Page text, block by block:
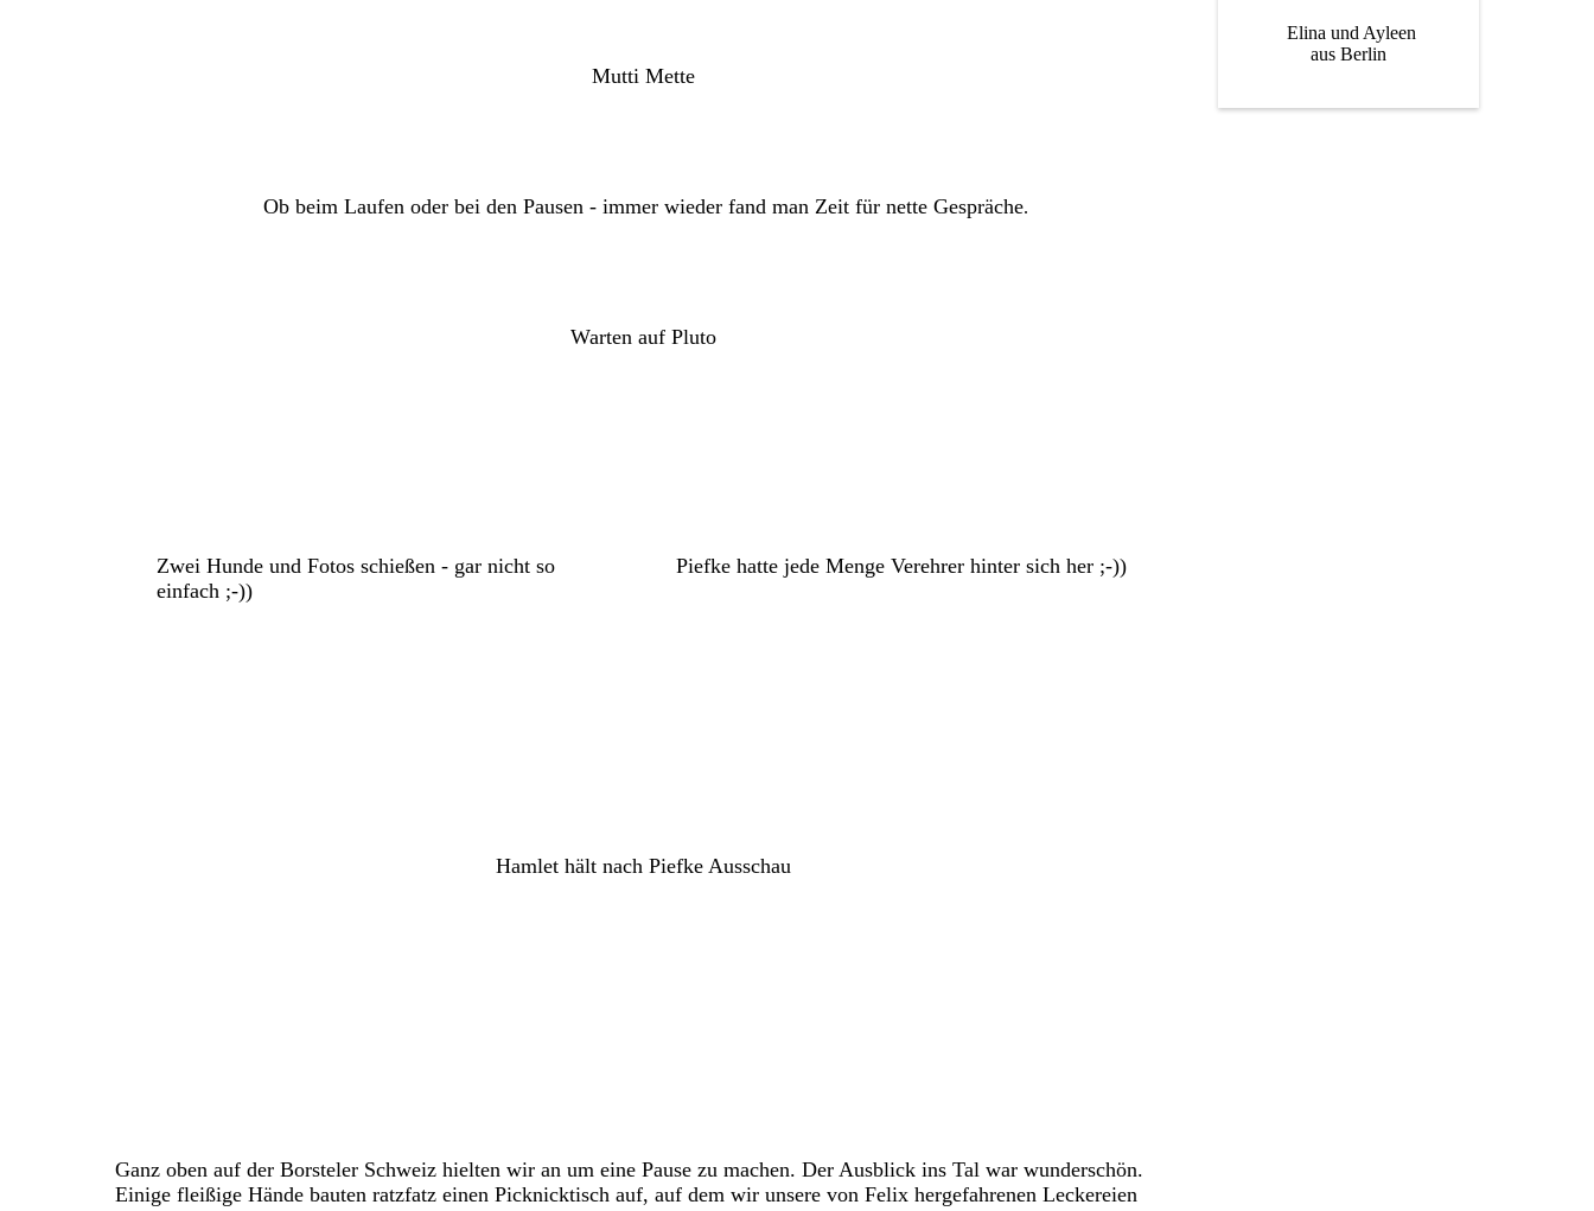
Mutti Mette
Ob beim Laufen oder bei den Pausen - immer wieder fand man Zeit für nette Gespräche.
Warten auf Pluto
Zwei Hunde und Fotos schießen - gar nicht so
einfach ;-))
Piefke hatte jede Menge Verehrer hinter sich her ;-))
Hamlet hält nach Piefke Ausschau
Ganz oben auf der Borsteler Schweiz hielten wir an um eine Pause zu machen. Der Ausblick ins Tal war wunderschön.
Einige fleißige Hände bauten ratzfatz einen Picknicktisch auf, auf dem wir unsere von Felix hergefahrenen Leckereien
Elina und Ayleen
aus Berlin